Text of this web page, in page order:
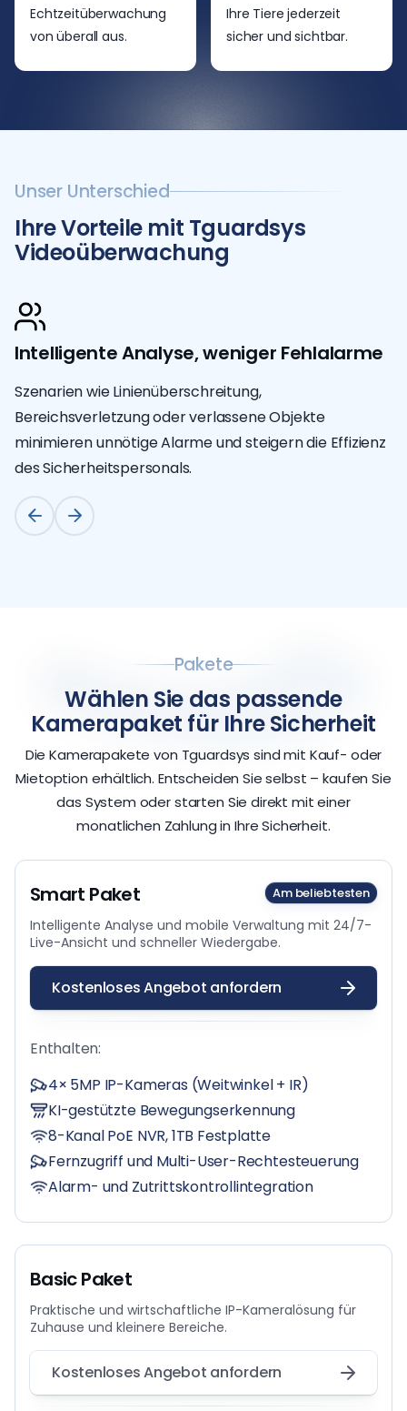
Echtzeitüberwachung
von überall aus.
Ihre Tiere jederzeit
sicher und sichtbar.
Unser Unterschied
Ihre Vorteile mit Tguardsys
Videoüberwachung
Intelligente Analyse, weniger Fehlalarme
Szenarien wie Linienüberschreitung,
Bereichsverletzung oder verlassene Objekte
minimieren unnötige Alarme und steigern die Effizienz
des Sicherheitspersonals.
Pakete
Wählen Sie das passende
Kamerapaket für Ihre Sicherheit
Die Kamerapakete von Tguardsys sind mit Kauf- oder
Mietoption erhältlich. Entscheiden Sie selbst – kaufen Sie
das System oder starten Sie direkt mit einer
monatlichen Zahlung in Ihre Sicherheit.
Basic Paket
Praktische und wirtschaftliche IP-Kameralösung für
Zuhause und kleinere Bereiche.
Kostenloses Angebot anfordern
Smart Paket Am beliebtesten
Intelligente Analyse und mobile Verwaltung mit 24/7-
Live-Ansicht und schneller Wiedergabe.
Kostenloses Angebot anfordern
Enthalten:
4× 5MP IP-Kameras (Weitwinkel + IR)
KI-gestützte Bewegungserkennung
8-Kanal PoE NVR, 1TB Festplatte
Fernzugriff und Multi-User-Rechtesteuerung
Alarm- und Zutrittskontrollintegration